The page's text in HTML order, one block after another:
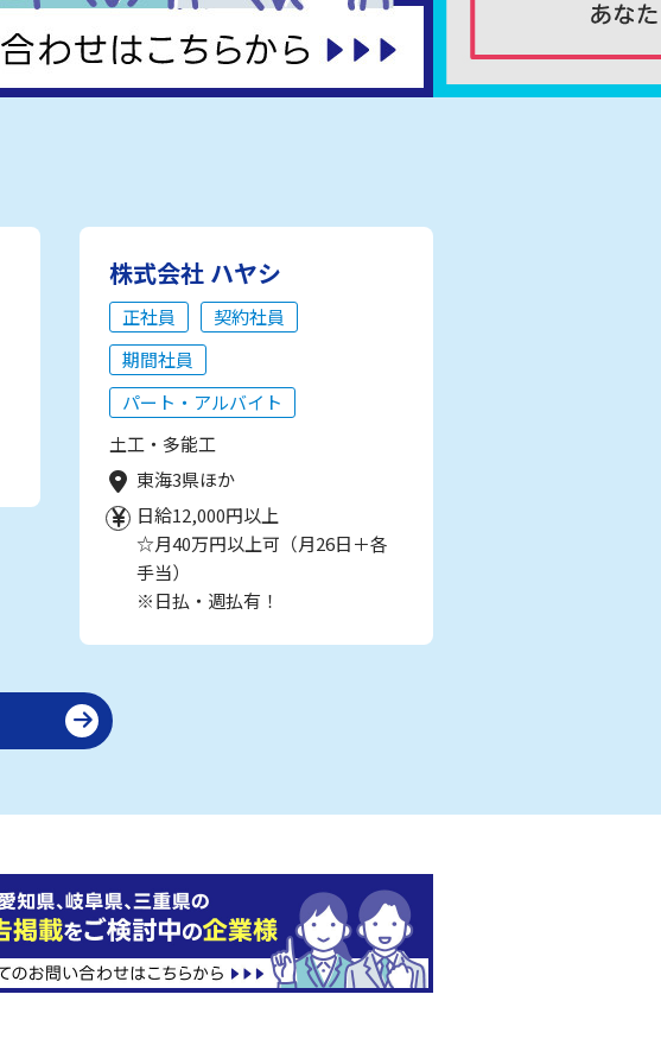
株式会社 ハヤシ
正社員
契約社員
期間社員
パート・アルバイト
土工・多能工
東海3県ほか
日給12,000円以上
☆月40万円以上可（月26日＋各
手当）
※日払・週払有！